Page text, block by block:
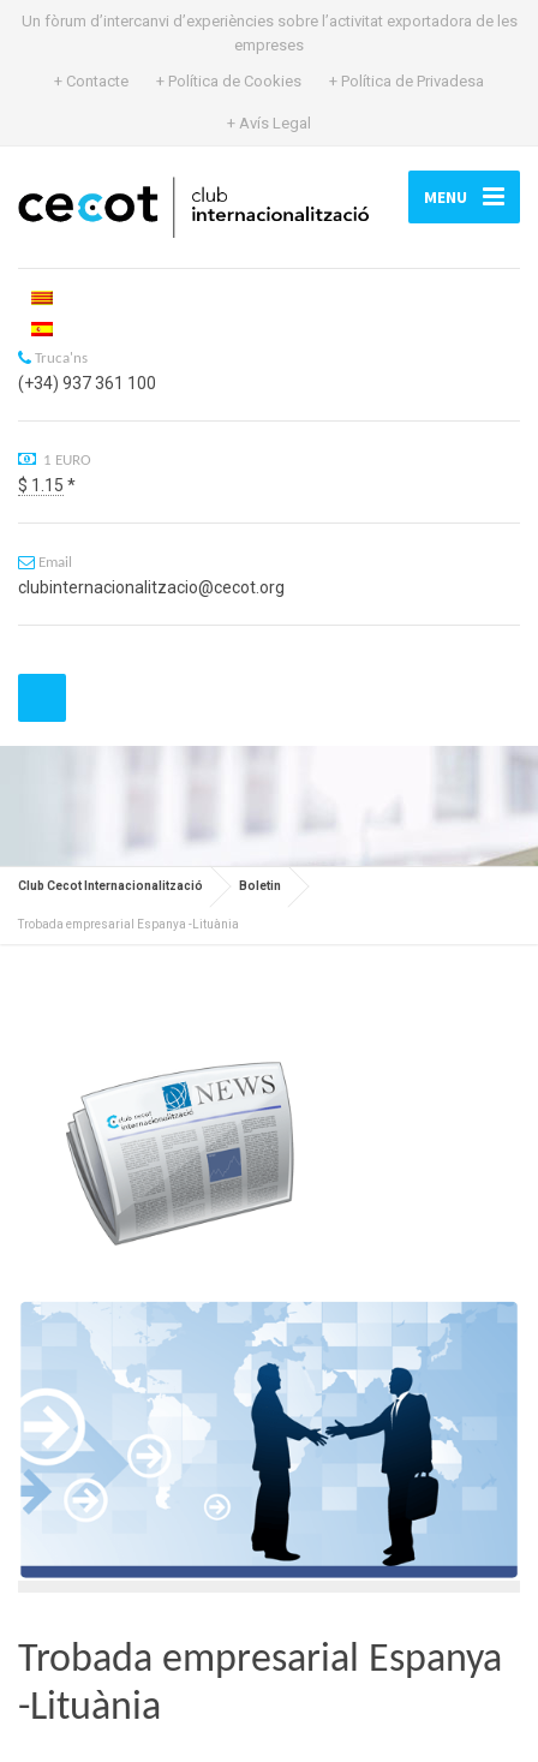
Un fòrum d’intercanvi d’experiències sobre l’activitat exportadora de les
empreses
+ Contacte
+ Política de Cookies + Política de Privadesa
+ Avís Legal
MENU
Truca'ns
(+34) 937 361 100
1 EURO
$ 1.15 *
Email
clubinternacionalitzacio@cecot.org
Club Cecot Internacionalització Boletin
Trobada empresarial Espanya -Lituània
Trobada empresarial Espanya
-Lituània